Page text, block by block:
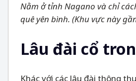
Nằm ở tỉnh Nagano và chỉ
quê yên bình. (Khu vực này
Lâu đài cổ
Khác với các lâu đài thông